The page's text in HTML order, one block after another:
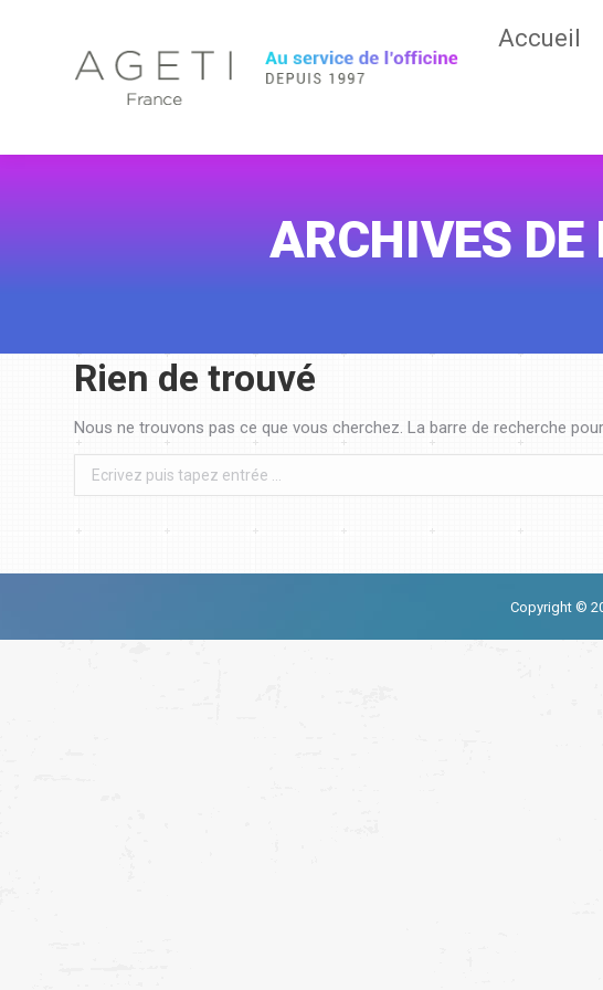
Accueil
ARCHIVES DE
Rien de trouvé
Nous ne trouvons pas ce que vous cherchez. La barre de recherche
Search:
Copyright ©